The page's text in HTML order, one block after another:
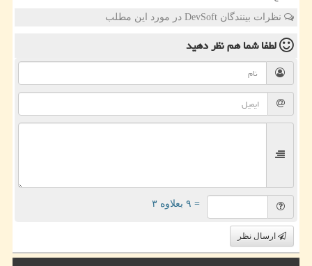
نظرات بینندگان DevSoft در مورد این مطلب
لطفا شما همنظر دهید
= ۹ بعلاوه ۳
ارسال نظر